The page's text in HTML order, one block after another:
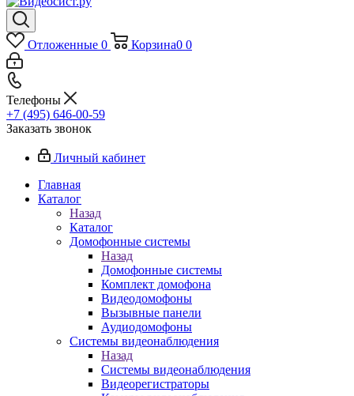
Отложенные 0 Корзина0 0
Телефоны
+7 (495) 646-00-59
Заказать звонок
Личный кабинет
Главная
Каталог
Назад
Каталог
Домофонные системы
Назад
Домофонные системы
Комплект домофона
Видеодомофоны
Вызывные панели
Аудиодомофоны
Системы видеонаблюдения
Назад
Системы видеонаблюдения
Видеорегистраторы